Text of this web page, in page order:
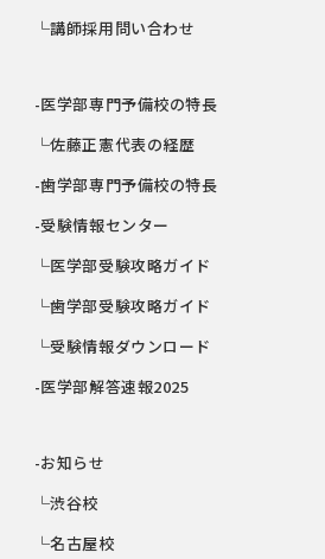
└講師採用問い合わせ
-医学部専門予備校の特長
└佐藤正憲代表の経歴
-歯学部専門予備校の特長
-受験情報センター
└医学部受験攻略ガイド
└歯学部受験攻略ガイド
└受験情報ダウンロード
-医学部解答速報2025
-お知らせ
└渋谷校
└名古屋校